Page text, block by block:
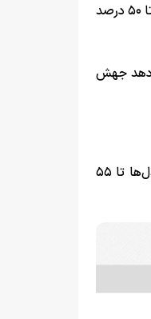
به نقل از گجت نیوز، قیمت موبایل در بازار ایران طی دو ماه اخیر جهش بی‌سابقه‌ای داشته و گوشی‌های پایین‌رده تا ۵۰ درصد
جهش
نکته قابل‌تأمل این است که برندهای کره‌ای و چینی به یک اندازه درگیر این موج شده‌اند و گرانی گوشی‌های پایین‌رده در برخی مدل‌ها تا ۵۵